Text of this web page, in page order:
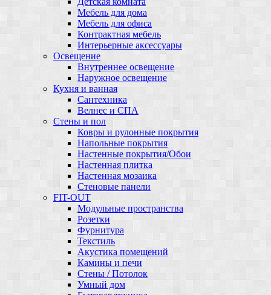
Мебель для дома
Мебель для офиса
Контрактная мебель
Интерьерные аксессуары
Освещение
Внутреннее освещение
Наружное освещение
Кухня и ванная
Сантехника
Велнес и СПА
Стены и пол
Ковры и рулонные покрытия
Напольные покрытия
Настенные покрытия/Обои
Настенная плитка
Настенная мозаика
Стеновые панели
FIT-OUT
Модульные пространства
Розетки
Фурнитура
Текстиль
Акустика помещений
Камины и печи
Стены / Потолок
Умный дом